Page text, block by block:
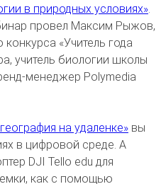
в природных условиях».
провел Максим Рыжов,
«Учитель года
учитель биологии школы
менеджер Polymedia
на удаленке» вы
в цифровой среде. А
DJI Tello edu для
как с помощью